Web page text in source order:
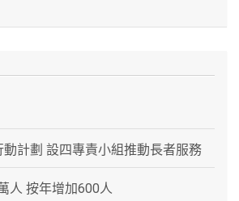
計劃 設四專責小組推動長者服務
人 按年增加600人